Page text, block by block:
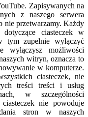
Zapisywanych na
z naszego serwera
nie przetwarzamy. Każdy
ciasteczek w
tym zupełnie wyłączyć
wyłączysz możliwości
witryn, oznacza to
w komputerze.
ciasteczek, nie
treści treści i usług
w szczególności
nie powoduje
stron w naszych